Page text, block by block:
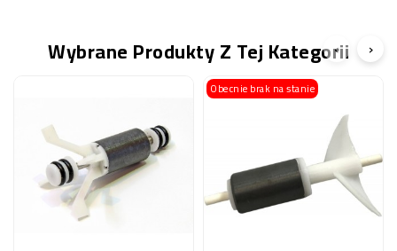
Wybrane Produkty Z Tej Kategorii
Obecnie brak na stanie
‹ ›